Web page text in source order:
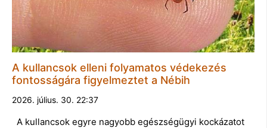
A kullancsok elleni folyamatos védekezés
fontosságára figyelmeztet a Nébih
2026. július. 30. 22:37
A kullancsok egyre nagyobb egészségügyi kockázatot